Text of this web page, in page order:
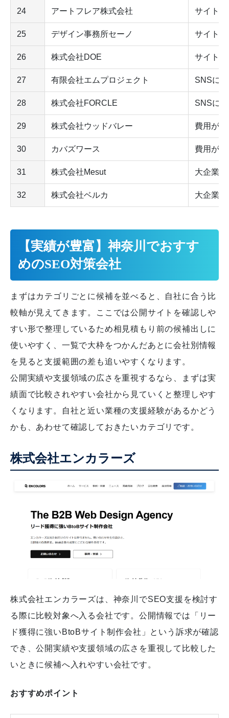
24 アートフレア株式会社 サイト
25 デザイン事務所セーノ サイト
26 株式会社DOE サイト
27 有限会社エムプロジェクト SNSに
28 株式会社FORCLE SNSに
29 株式会社ウッドバレー 費用が安
30 カバズワース 費用が安
31 株式会社Mesut 大企業
32 株式会社ベルカ 大企業
【実績が豊富】神奈川でおすす
めのSEO対策会社
まずはカテゴリごとに候補を並べると、自社に合う比
較軸が見えてきます。ここでは公開サイトを確認しや
すい形で整理しているため相見積もり前の候補出しに
使いやすく、一覧で大枠をつかんだあとに会社別情報
を見ると支援範囲の差も追いやすくなります。
公開実績や支援領域の広さを重視するなら、まずは実
績面で比較されやすい会社から見ていくと整理しやす
くなります。自社と近い業種の支援経験があるかどう
かも、あわせて確認しておきたいカテゴリです。
株式会社エンカラーズ
株式会社エンカラーズは、神奈川でSEO支援を検討す
る際に比較対象へ入る会社です。公開情報では「リー
ド獲得に強いBtoBサイト制作会社」という訴求が確認
でき、公開実績や支援領域の広さを重視して比較した
いときに候補へ入れやすい会社です。
おすすめポイント